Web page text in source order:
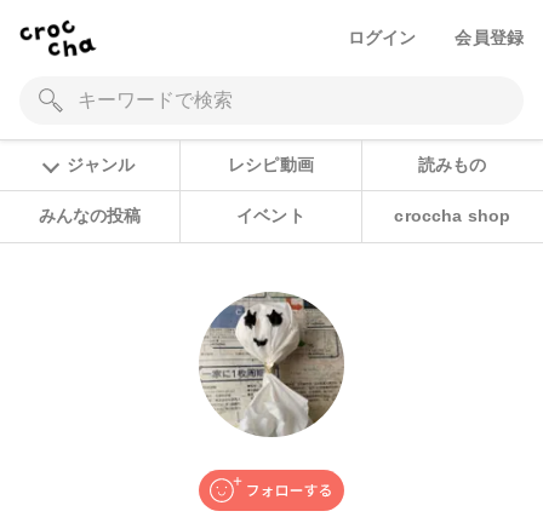
ログイン 会員登録
ジャンル レシピ動画 読みもの
みんなの投稿 イベント croccha shop